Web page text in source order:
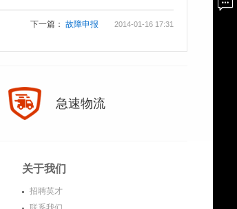
下一篇： 故障申报 2014-01-16 17:31
急速物流
关于我们
招聘英才